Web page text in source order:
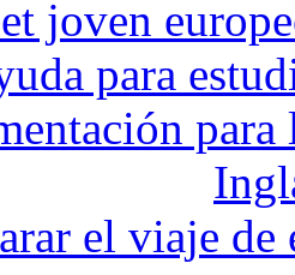
joven
para
para
el viaje